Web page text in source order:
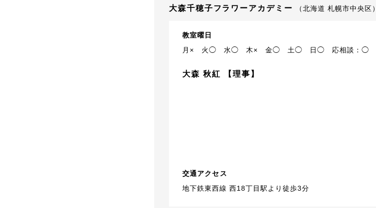
大森千穂子フラワーアカデミー （北海道 札幌市中央区）
教室曜日
月×
火◯ 水◯ 木× 金◯ 土◯ 日◯ 応相談：◯
大森 秋紅 【理事】
交通アクセス
地下鉄東西線 西18丁目駅より徒歩3分